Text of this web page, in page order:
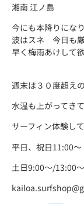
湘南 江ノ島
今にも本降りにな
波はスネ 今日も厳
早く梅雨あけして
週末は３０度超え
水温も上がってき
サーフィン体験し
平日、祝日11:00〜
土日9:00〜/13:00〜